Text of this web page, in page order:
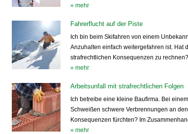
» mehr
Fahrerflucht auf der Piste
Ich bin beim Skifahren von einem
Anzuhalten einfach weitergefahren ist. Hat
strafrechtlichen Konsequenzen zu
» mehr
Arbeitsunfall mit strafrechtlichen Folgen
Ich betreibe eine kleine Baufirma. Bei
Schweißen schwere Verbrennungen an
Konsequenzen fürchten? Im
» mehr